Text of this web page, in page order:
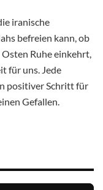
iranische
befreien kann, ob
Ruhe einkehrt,
für uns. Jede
positiver Schritt für
Gefallen.